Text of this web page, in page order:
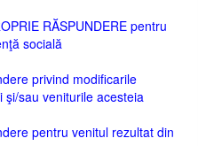
RĂSPUNDERE pentru
socială
privind modificarile
sau veniturile acesteia
pentru venitul rezultat din